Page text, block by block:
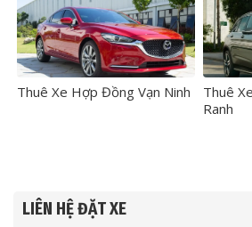
Thuê Xe Hợp Đồng Vạn Ninh
Thuê
Ranh
LIÊN HỆ ĐẶT XE